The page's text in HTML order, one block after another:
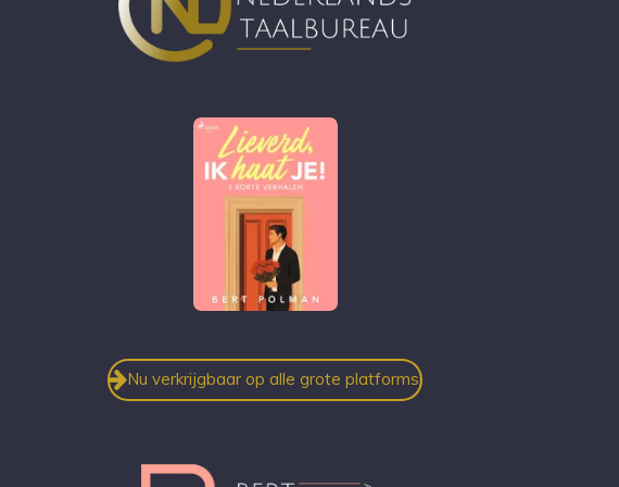
Nu verkrijgbaar op alle grote platforms!